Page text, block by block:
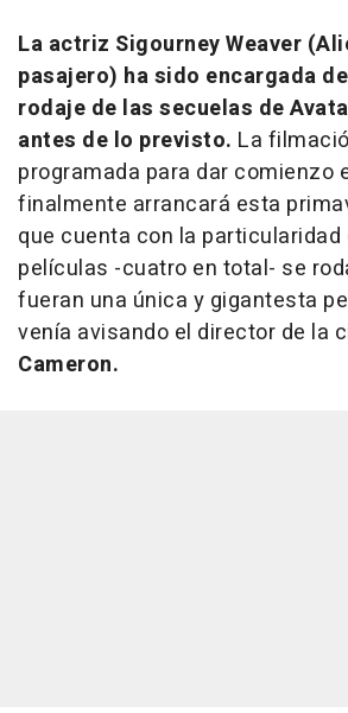
La actriz Sigourney Weaver
pasajero) ha sido encargada
rodaje de las secuelas de
antes de lo previsto. La
programada para dar comienzo
finalmente arrancará esta
que cuenta con la particularidad
películas -cuatro en total- se
fueran una única y gigantesta
venía avisando el director de la
Cameron.